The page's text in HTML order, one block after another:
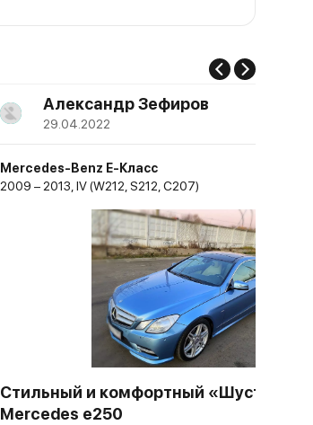
Александр Зефиров
29.04.2022
Mercedes-Benz E-Класс
2009 – 2013, IV (W212, S212, C207)
Стильный и комфортный «Шустрик»
Mercedes e250